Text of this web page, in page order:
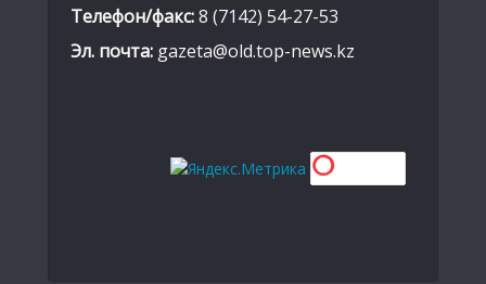
Телефон/факс:8 (7142) 54-27-53
Эл. почта: gazeta@old.top-news.kz